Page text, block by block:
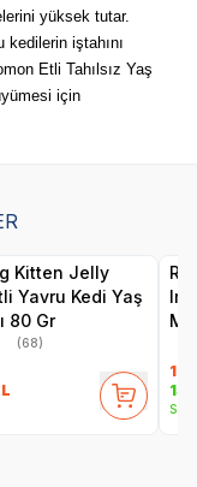
yüksek tutar.
iştahını
Etli Tahılsız Yaş
için
Kitten Jelly
Yavru Kedi Yaş
80 Gr
(68)